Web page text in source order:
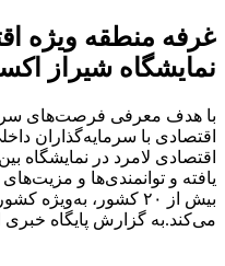
غرفه منطقه ویژه
نمایشگاه شیراز اکسپو ۲۰۲۵ گشایش
با هدف معرفی فرصت‌های
اقتصادی با سرمایه‌گذاران
یافته و توانمندی‌ها و
بیش از ۲۰ کشور،
می‌کند.به گزارش پایگاه